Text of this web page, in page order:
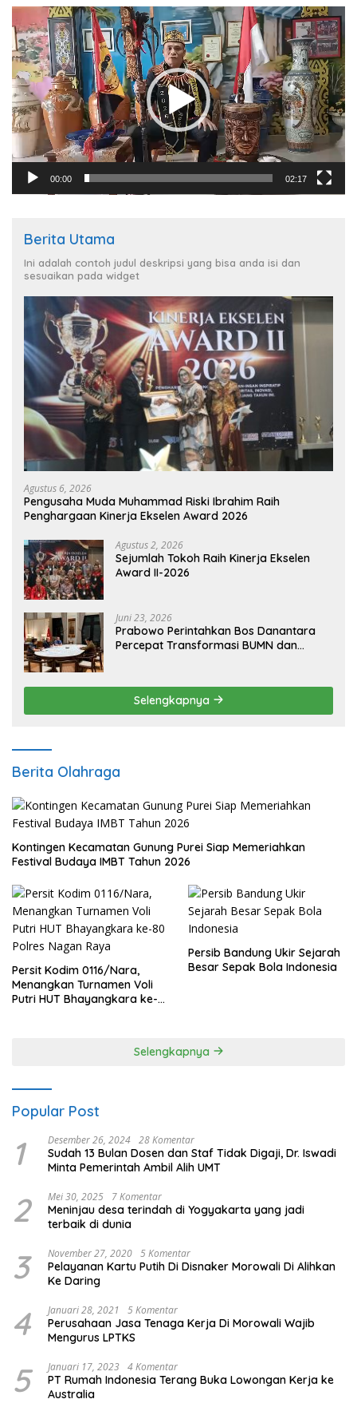
Pemutar
Video
00:00 02:17
Berita Utama
Ini adalah contoh judul deskripsi yang bisa anda isi dan
sesuaikan pada widget
Agustus 6, 2026
Pengusaha Muda Muhammad Riski Ibrahim Raih
Penghargaan Kinerja Ekselen Award 2026
Agustus 2, 2026
Sejumlah Tokoh Raih Kinerja Ekselen
Award II-2026
Juni 23, 2026
Prabowo Perintahkan Bos Danantara
Percepat Transformasi BUMN dan
Selengkapnya
Berita Olahraga
Kontingen Kecamatan Gunung Purei Siap Memeriahkan
Festival Budaya IMBT Tahun 2026
Persit Kodim 0116/Nara,
Menangkan Turnamen Voli
Putri HUT Bhayangkara ke-
Persib Bandung Ukir Sejarah
Besar Sepak Bola Indonesia
Selengkapnya
Popular Post
1 Desember 26, 2024 28 Komentar
Sudah 13 Bulan Dosen dan Staf Tidak Digaji, Dr. Iswadi
Minta Pemerintah Ambil Alih UMT
2 Mei 30, 2025 7 Komentar
Meninjau desa terindah di Yogyakarta yang jadi
terbaik di dunia
3 November 27, 2020 5 Komentar
Pelayanan Kartu Putih Di Disnaker Morowali Di Alihkan
Ke Daring
4 Januari 28, 2021 5 Komentar
Perusahaan Jasa Tenaga Kerja Di Morowali Wajib
Mengurus LPTKS
5 Januari 17, 2023 4 Komentar
PT Rumah Indonesia Terang Buka Lowongan Kerja ke
Australia